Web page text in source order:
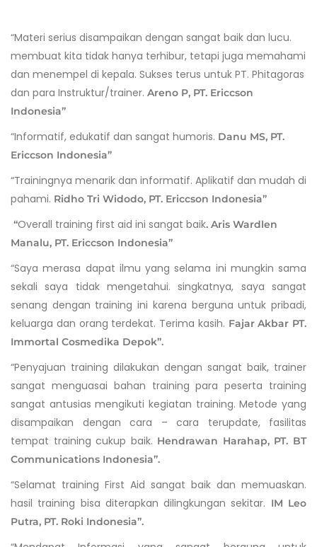
“Materi serius disampaikan dengan sangat baik dan lucu.
membuat kita tidak hanya terhibur, tetapi juga memahami
dan menempel di kepala. Sukses terus untuk PT. Phitagoras
dan para Instruktur/trainer. Areno P, PT. Ericcson
Indonesia”
“Informatif, edukatif dan sangat humoris. Danu MS, PT.
Ericcson Indonesia”
“Trainingnya menarik dan informatif. Aplikatif dan mudah di
pahami. Ridho Tri Widodo, PT. Ericcson Indonesia”
“Overall training first aid ini sangat baik. Aris Wardlen
Manalu, PT. Ericcson Indonesia”
“Saya merasa dapat ilmu yang selama ini mungkin sama
sekali saya tidak mengetahui. singkatnya, saya sangat
senang dengan training ini karena berguna untuk pribadi,
keluarga dan orang terdekat. Terima kasih. Fajar Akbar PT.
Immortal Cosmedika Depok”.
“Penyajuan training dilakukan dengan sangat baik, trainer
sangat menguasai bahan training para peserta training
sangat antusias mengikuti kegiatan training. Metode yang
disampaikan dengan cara – cara terupdate, fasilitas
tempat training cukup baik. Hendrawan Harahap, PT. BT
Communications Indonesia”.
“Selamat training First Aid sangat baik dan memuaskan.
hasil training bisa diterapkan dilingkungan sekitar. IM Leo
Putra, PT. Roki Indonesia”.